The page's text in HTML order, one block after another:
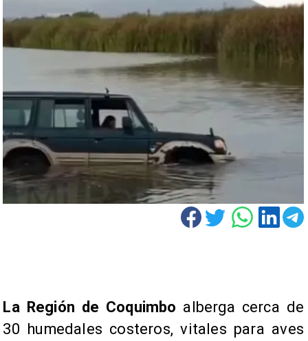
La Región de Coquimbo alberga cerca de
30 humedales costeros, vitales para aves